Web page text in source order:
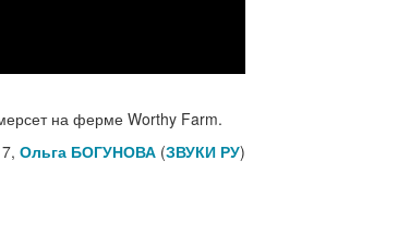
на ферме Worthy Farm.
Ольга БОГУНОВА(ЗВУКИ РУ)